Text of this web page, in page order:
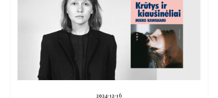
2024-12-16